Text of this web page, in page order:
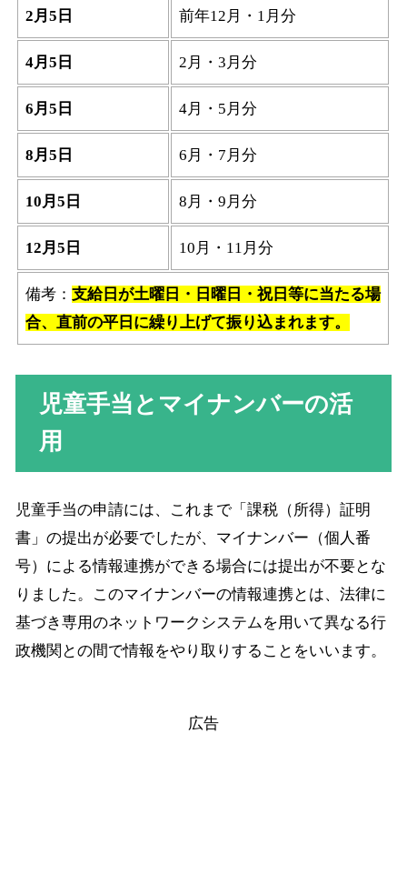
2月5日 前年12月・1月分
4月5日 2月・3月分
6月5日 4月・5月分
8月5日 6月・7月分
10月5日 8月・9月分
12月5日 10月・11月分
備考：支給日が土曜日・日曜日・祝日等に当たる場
合、直前の平日に繰り上げて振り込まれます。
児童手当とマイナンバーの活
用
児童手当の申請には、これまで「課税（所得）証明
書」の提出が必要でしたが、マイナンバー（個人番
号）による情報連携ができる場合には提出が不要とな
りました。このマイナンバーの情報連携とは、法律に
基づき専用のネットワークシステムを用いて異なる行
政機関との間で情報をやり取りすることをいいます。